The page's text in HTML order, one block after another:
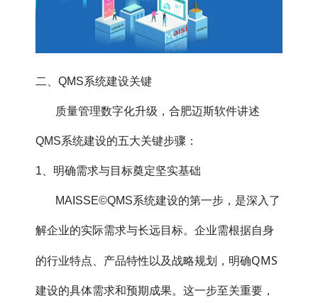
二、QMS系统建设关键
质量管理数字化升级，合肥迈斯软件讲述
QMS系统建设的五大关键步骤：
1、明确需求与目标奠定坚实基础
MAISSE©QMS系统建设的第一步，是深入了
解企业的实际需求与长远目标。企业需根据自身
的行业特点、产品特性以及战略规划，明确QMS
建设的具体需求和预期成果。这一步至关重要，